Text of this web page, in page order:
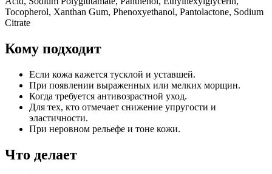
Tocopherol, Xanthan Gum, Phenoxyethanol, Pantolactone, Sodium
Citrate
Кому подходит
Если кожа кажется тусклой и уставшей.
При появлении выраженных или мелких морщин.
Когда требуется антивозрастной уход.
Для тех, кто отмечает снижение упругости и
эластичности.
При неровном рельефе и тоне кожи.
Что делает